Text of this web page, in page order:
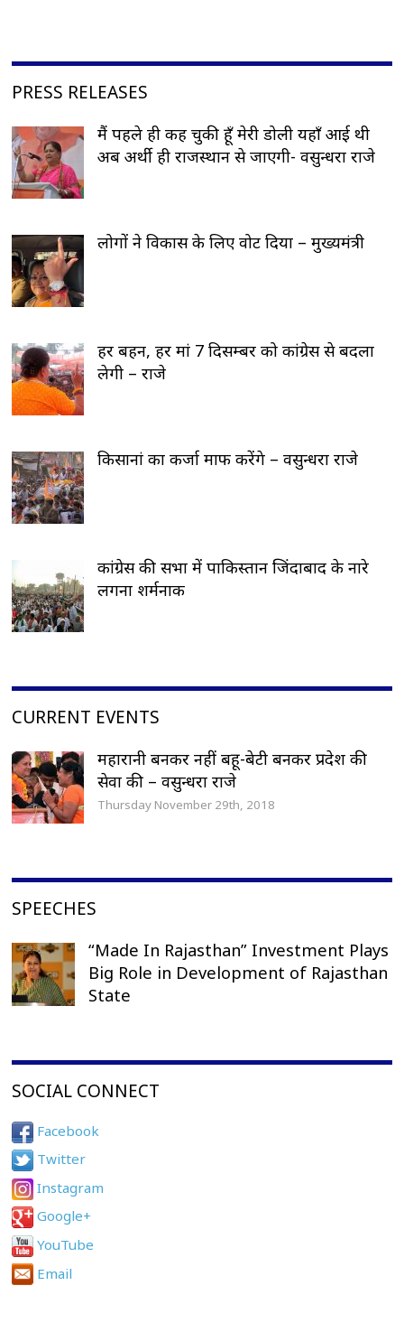
PRESS RELEASES
मैं पहले ही कह चुकी हूँ मेरी डोली यहाँ आई थी
अब अर्थी ही राजस्थान से जाएगी- वसुन्धरा राजे
लोगों ने विकास के लिए वोट दिया – मुख्यमंत्री
हर बहन, हर मां 7 दिसम्बर को कांग्रेस से बदला
लेगी – राजे
किसानां का कर्जा माफ करेंगे – वसुन्धरा राजे
कांग्रेस की सभा में पाकिस्तान जिंदाबाद के नारे
लगना शर्मनाक
CURRENT EVENTS
महारानी बनकर नहीं बहू-बेटी बनकर प्रदेश की
सेवा की – वसुन्धरा राजे
Thursday November 29th, 2018
SPEECHES
“Made In Rajasthan” Investment Plays
Big Role in Development of Rajasthan
State
SOCIAL CONNECT
Facebook
Twitter
Instagram
Google+
YouTube
Email